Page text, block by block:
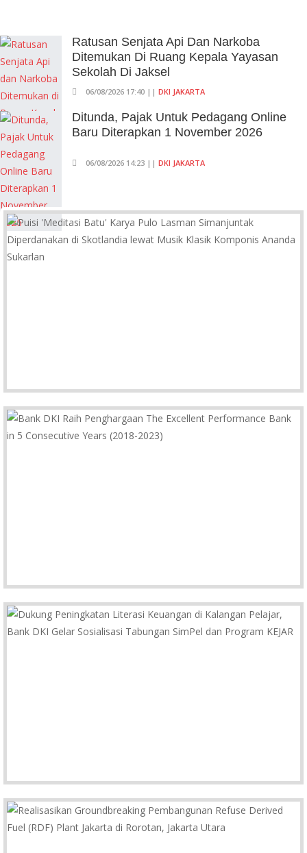
Ratusan Senjata Api Dan Narkoba
Ditemukan Di Ruang Kepala Yayasan
Sekolah Di Jaksel
06/08/2026 17:40 || DKI JAKARTA
Ditunda, Pajak Untuk Pedagang Online
Baru Diterapkan 1 November 2026
06/08/2026 14:23 || DKI JAKARTA